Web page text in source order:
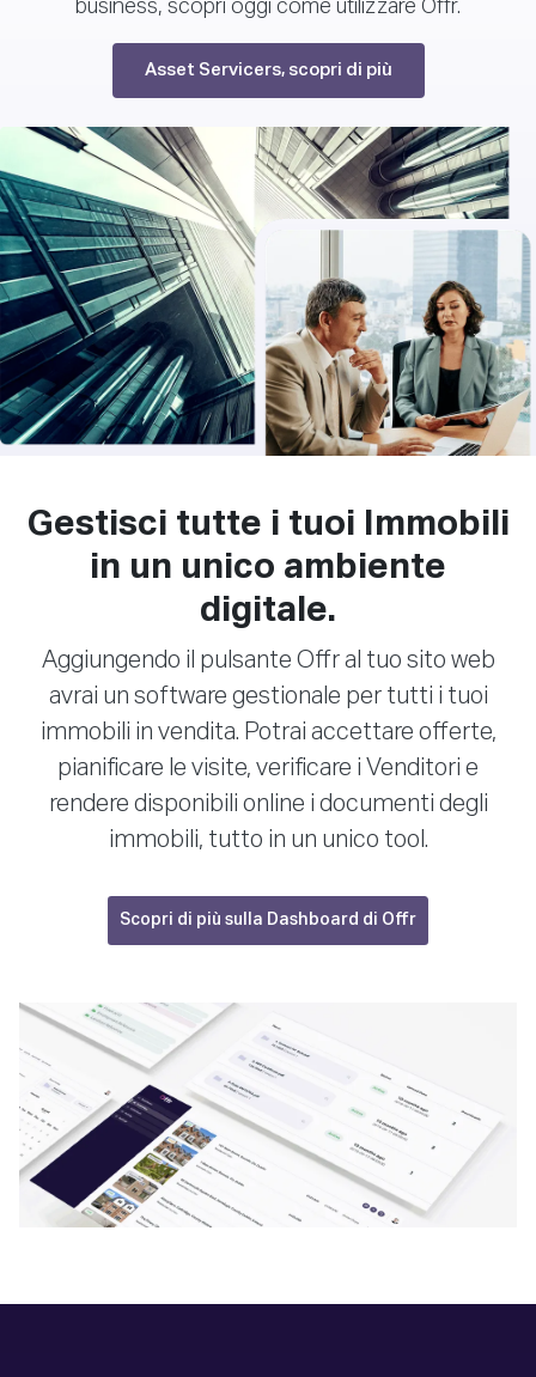
business, scopri oggi come utilizzare Offr.
Asset Servicers, scopri di più
Gestisci tutte i tuoi Immobili
in un unico ambiente
digitale.
Aggiungendo il pulsante Offr al tuo sito web
avrai un software gestionale per tutti i tuoi
immobili in vendita. Potrai accettare offerte,
pianificare le visite, verificare i Venditori e
rendere disponibili online i documenti degli
immobili, tutto in un unico tool.
Scopri di più sulla Dashboard di Offr